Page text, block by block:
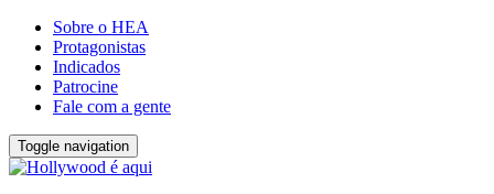
Sobre o HEA
Protagonistas
Indicados
Patrocine
Fale com a gente
Toggle navigation